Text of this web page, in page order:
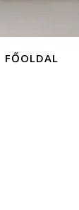
FŐOLDAL